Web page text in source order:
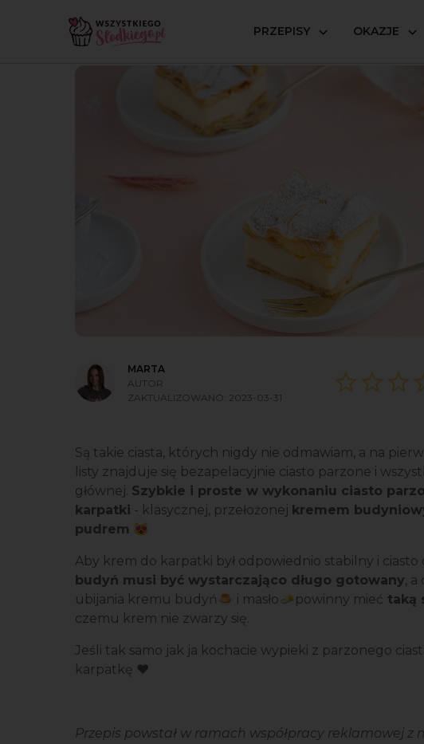
PRZEPISY OKAZJE
Strona główna Przepisy Ciasta parzone Karpatka
MARTA
AUTOR
ZAKTUALIZOWANO: 2023-03-31
Są takie ciasta, których nigdy nie odmawiam, a na
listy znajduje się bezapelacyjnie ciasto parzone i
głównej. Szybkie i proste w wykonaniu ciasto
karpatki - klasycznej, przełożonej kremem
pudrem 😻
Aby krem do karpatki był odpowiednio stabilny i
budyń musi być wystarczająco długo gotowany, a
ubijania kremu budyń🍮 i masło🧈powinny mieć taką
czemu krem nie zwarzy się.
Jeśli tak samo jak ja kochacie wypieki z parzonego
karpatkę ❤️
Przepis powstał w ramach współpracy reklamowej z